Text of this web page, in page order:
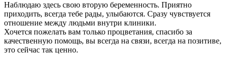
Наблюдаю здесь свою вторую беременность. Приятно
приходить, всегда тебе рады, улыбаются. Сразу чувствуется
отношение между людьми внутри клиники.
Хочется пожелать вам только процветания, спасибо за
качественную помощь, вы всегда на связи, всегда на позитиве,
это сейчас так ценно.